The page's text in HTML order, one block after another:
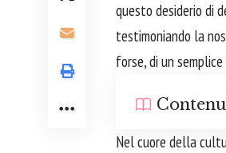
questo desiderio di
testimoniando la
forse, di un
Nel cuore della